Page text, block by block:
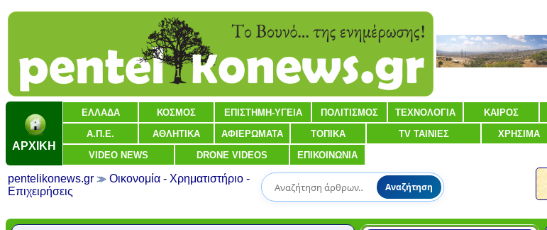
ΑΡΧΙΚΗ
ΕΛΛΑΔΑ ΚΟΣΜΟΣ ΕΠΙΣΤΗΜΗ-ΥΓΕΙΑ ΠΟΛΙΤΙΣΜΟΣ ΤΕΧΝΟΛΟΓΙΑ ΚΑΙΡΟΣ
Α.Π.Ε. ΑΘΛΗΤΙΚΑ ΑΦΙΕΡΩΜΑΤΑ ΤΟΠΙΚΑ TV ΤΑΙΝΙΕΣ ΧΡΗΣΙΜΑ
VIDEO NEWS DRONE VIDEOS ΕΠΙΚΟΙΝΩΝΙΑ
pentelikonews.gr
Οικονομία - Χρηματιστήριο -
Επιχειρήσεις
Αναζήτηση